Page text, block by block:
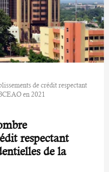
de crédit respectant
en 2021
respectant
de la